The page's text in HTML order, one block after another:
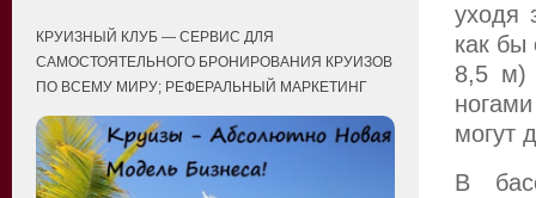
уходя
как бы
8,5 м)
могут
В
КРУИЗНЫЙ КЛУБ — СЕРВИС ДЛЯ
САМОСТОЯТЕЛЬНОГО БРОНИРОВАНИЯ КРУИЗОВ
ПО ВСЕМУ МИРУ; РЕФЕРАЛЬНЫЙ МАРКЕТИНГ